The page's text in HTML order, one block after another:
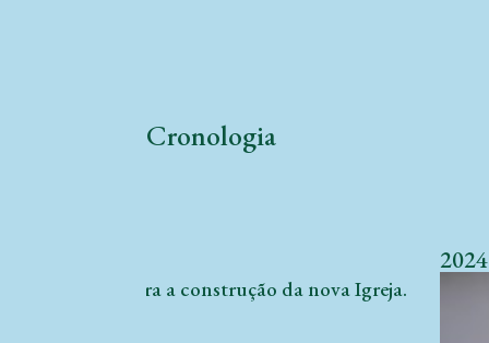
Cronologia
2024
se o projeto para a construção da nova Igreja.